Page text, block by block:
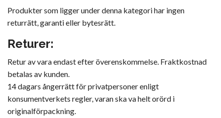
Produkter som ligger under denna kategori har ingen
returrätt, garanti eller bytesrätt.
Returer:
Retur av vara endast efter överenskommelse. Fraktkostnad
betalas av kunden.
14 dagars ångerrätt för privatpersoner enligt
konsumentverkets regler, varan ska va helt orörd i
originalförpackning.